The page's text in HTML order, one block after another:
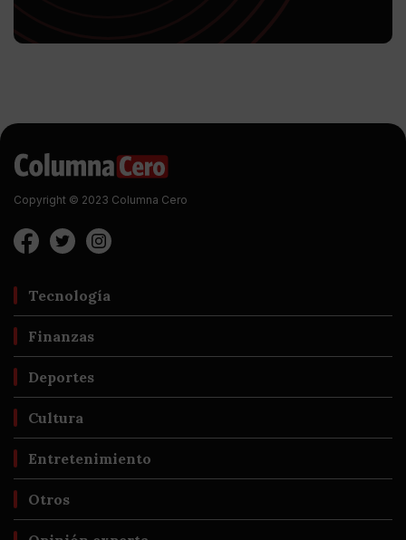
Copyright © 2023 Columna Cero
Tecnología
Finanzas
Deportes
Cultura
Entretenimiento
Otros